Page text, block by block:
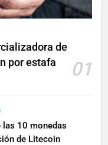
de
por estafa
01
las 10 monedas
de Litecoin